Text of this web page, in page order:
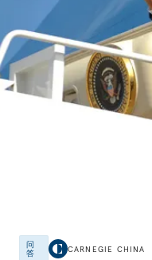
问
答
CARNEGIE CHINA